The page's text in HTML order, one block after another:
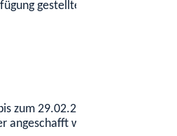
gestelltes elektronisches
zum 29.02.2024. (Stand Juli
werden muss,